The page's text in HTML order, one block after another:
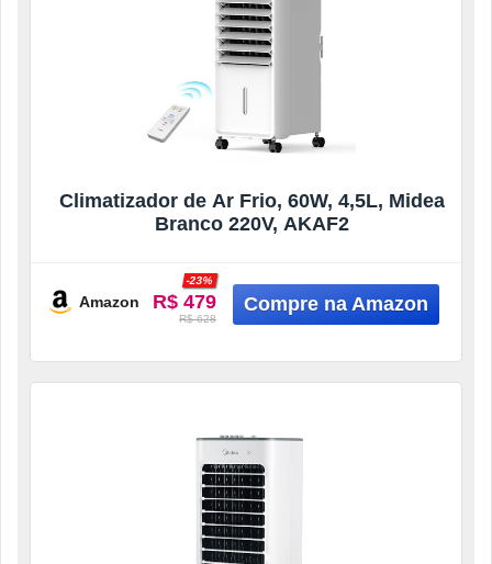
Climatizador de Ar Frio, 60W, 4,5L, Midea
Branco 220V, AKAF2
Amazon R$ 479
-23%
R$ 628